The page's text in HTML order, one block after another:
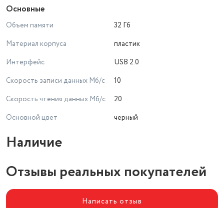
Основные
Объем памяти
32 Гб
Материал корпуса
пластик
Интерфейс
USB 2.0
Скорость записи данных Мб/с
10
Скорость чтения данных Мб/с
20
Основной цвет
черный
Наличие
Отзывы реальных покупателей
Написать отзыв